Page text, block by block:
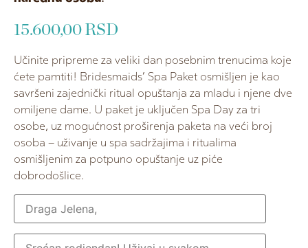
15.600,00 RSD
Učinite pripreme za veliki dan posebnim trenucima koje
ćete pamtiti! Bridesmaids’ Spa Paket osmišljen je kao
savršeni zajednički ritual opuštanja za mladu i njene dve
omiljene dame. U paket je uključen Spa Day za tri
osobe, uz mogućnost proširenja paketa na veći broj
osoba – uživanje u spa sadržajima i ritualima
osmišljenim za potpuno opuštanje uz piće
dobrodošlice.